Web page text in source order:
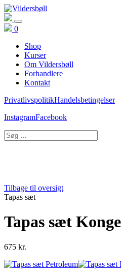
0
Shop
Kurser
Om Vildersbøll
Forhandlere
Kontakt
PrivatlivspolitikHandelsbetingelser
InstagramFacebook
Tilbage til oversigt
Tapas sæt
Tapas sæt
675 kr.